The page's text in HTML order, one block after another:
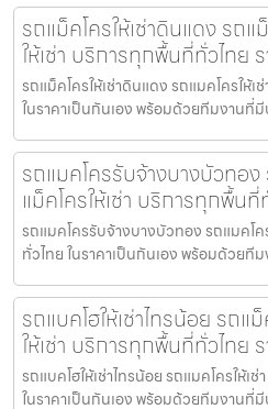
รถแม็คโครให้เช่าดินแดง รถ
ให้เช่า บริการทุกพื้นที่ทั่วไทย
รถแม็คโครให้เช่าดินแดง รถแมคโครให้
ในราคาเป็นกันเอง พร้อมด้วยทีมงานที่
รถแมคโครรับจ้างบางบัวทอ
แม็คโครให้เช่า บริการทุกพื้น
รถแมคโครรับจ้างบางบัวทอง รถแมคโค
ทั่วไทย ในราคาเป็นกันเอง พร้อมด้วย
รถแบคโฮให้เช่าไทรน้อย รถแ
ให้เช่า บริการทุกพื้นที่ทั่วไทย
รถแบคโฮให้เช่าไทรน้อย รถแมคโครให้เ
ในราคาเป็นกันเอง พร้อมด้วยทีมงานที่